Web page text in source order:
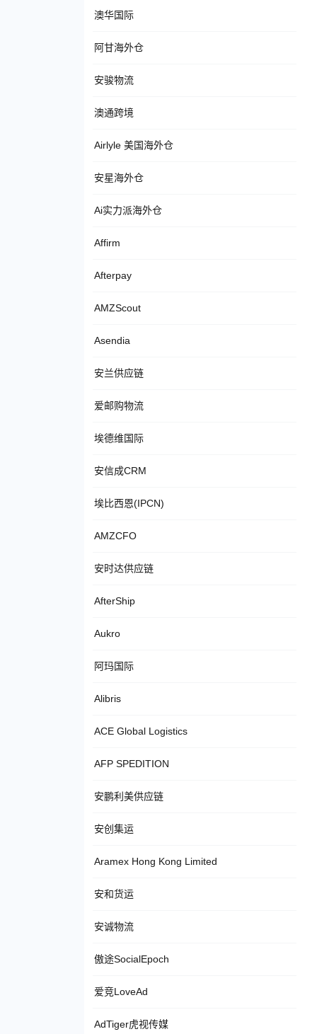
澳华国际
阿甘海外仓
安骏物流
澳通跨境
Airlyle 美国海外仓
安星海外仓
Ai实力派海外仓
Affirm
Afterpay
AMZScout
Asendia
安兰供应链
爱邮购物流
埃德维国际
安信成CRM
埃比西恩(IPCN)
AMZCFO
安时达供应链
AfterShip
Aukro
阿玛国际
Alibris
ACE Global Logistics
AFP SPEDITION
安鹏利美供应链
安创集运
Aramex Hong Kong Limited
安和货运
安诚物流
傲途SocialEpoch
爱竞LoveAd
AdTiger虎视传媒